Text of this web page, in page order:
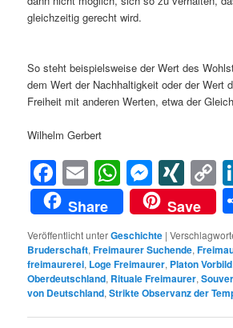
gleichzeitig gerecht wird.
So steht beispielsweise der Wert des
dem Wert der Nachhaltigkeit oder der Wert
Freiheit mit anderen Werten, etwa der
Wilhelm Gerbert
Facebook
Email
Share Save
Veröffentlicht unterGeschichte |
Bruderschaft,Freimaurer Suchende,
freimaurerei, Loge Freimaurer, Platon Vorbild
Oberdeutschland, Rituale Freimaurer,
von Deutschland,Strikte Observanz der